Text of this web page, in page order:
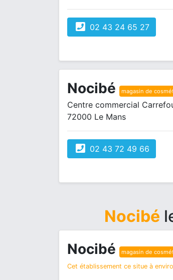
02 43 24 65 27
Nocibé magasin de
Centre commercial
72000 Le Mans
02 43 72 49 66
Nocibé
Nocibé magasin de
Cet établissement ce situe à